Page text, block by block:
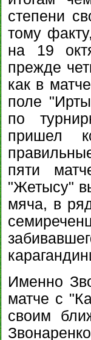
степени
тому
на 19
прежде
как в
поле
по
пришел
пяти
"Жетысу"
мяча, в
Именно
матче с
своим